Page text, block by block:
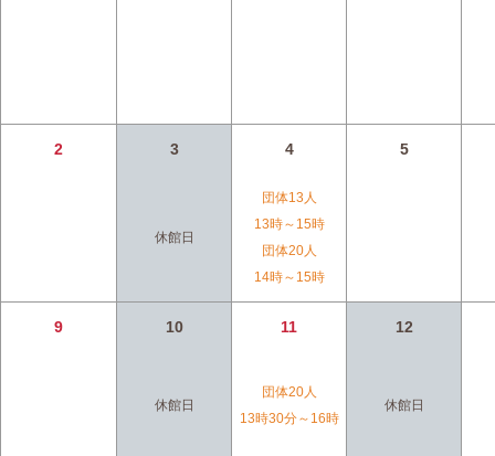
2 3 4 5
休館日
団体13人
13時～ 15時
団体20人
14時～ 15時
9 10 11 12
休館日
団体20人
13時30分～ 16時
休館日